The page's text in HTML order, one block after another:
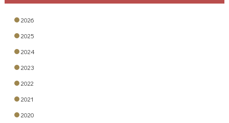
2026
2025
2024
2023
2022
2021
2020